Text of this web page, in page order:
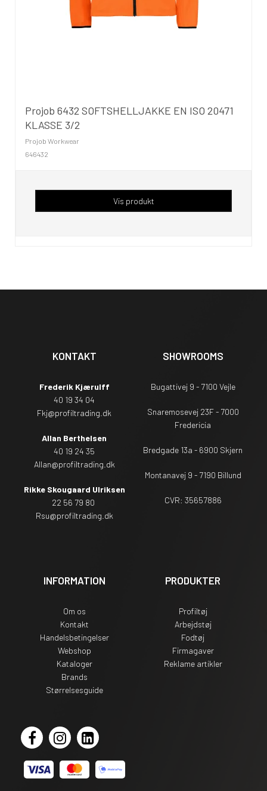
Projob 6432 SOFTSHELLJAKKE EN ISO 20471
KLASSE 3/2
Projob Workwear
646432
Vis produkt
KONTAKT
Frederik Kjærulff
40 19 34 04
Fkj@profiltrading.dk
Allan Berthelsen
40 19 24 35
Allan@profiltrading.dk
Rikke Skougaard Ulriksen
22 56 79 80
Rsu@profiltrading.dk
SHOWROOMS
Bugattivej 9 - 7100 Vejle
Snaremosevej 23F - 7000
Fredericia
Bredgade 13a - 6900 Skjern
Montanavej 9 - 7190 Billund
CVR: 35657886
INFORMATION
Om os
Kontakt
Handelsbetingelser
Webshop
Kataloger
Brands
Størrelsesguide
PRODUKTER
Profiltøj
Arbejdstøj
Fodtøj
Firmagaver
Reklame artikler